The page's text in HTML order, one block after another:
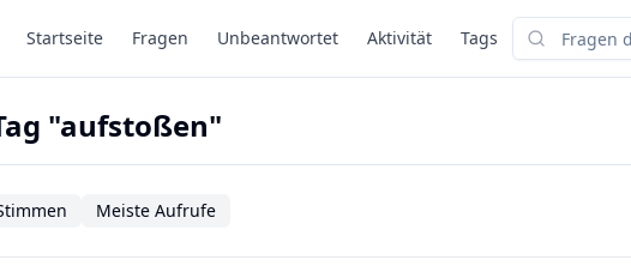
Startseite Fragen Unbeantwortet Aktivität Tags
Suchen
"aufstoßen"
Meiste Aufrufe